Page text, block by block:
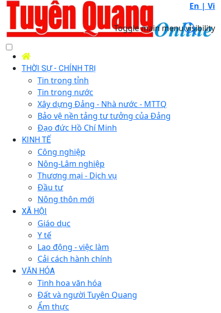
En | Vi
Toggle main menu visibility
THỜI SỰ - CHÍNH TRỊ
Tin trong tỉnh
Tin trong nước
Xây dựng Đảng - Nhà nước - MTTQ
Bảo vệ nền tảng tư tưởng của Đảng
Đạo đức Hồ Chí Minh
KINH TẾ
Công nghiệp
Nông-Lâm nghiệp
Thương mại - Dịch vụ
Đầu tư
Nông thôn mới
XÃ HỘI
Giáo dục
Y tế
Lao động - việc làm
Cải cách hành chính
VĂN HÓA
Tinh hoa văn hóa
Đất và người Tuyên Quang
Ẩm thực